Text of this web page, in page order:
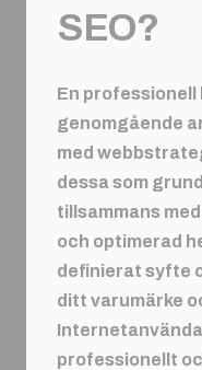
SEO?
En
genomgående
med
dessa som
tillsammans
och optimerad
definierat syfte
ditt varumärke
professionellt